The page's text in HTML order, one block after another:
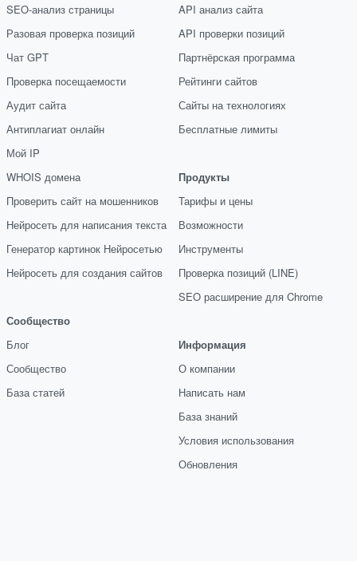
SEO-анализ страницы
Разовая проверка позиций
Чат GPT
Проверка посещаемости
Аудит сайта
Антиплагиат онлайн
Мой IP
WHOIS домена
Проверить сайт на мошенников
Нейросеть для написания текста
Генератор картинок Нейросетью
Нейросеть для создания сайтов
Сообщество
Блог
Сообщество
База статей
API анализ сайта
API проверки позиций
Партнёрская программа
Рейтинги сайтов
Сайты на технологиях
Бесплатные лимиты
Продукты
Тарифы и цены
Возможности
Инструменты
Проверка позиций (LINE)
SEO расширение для Chrome
Информация
О компании
Написать нам
База знаний
Условия использования
Обновления